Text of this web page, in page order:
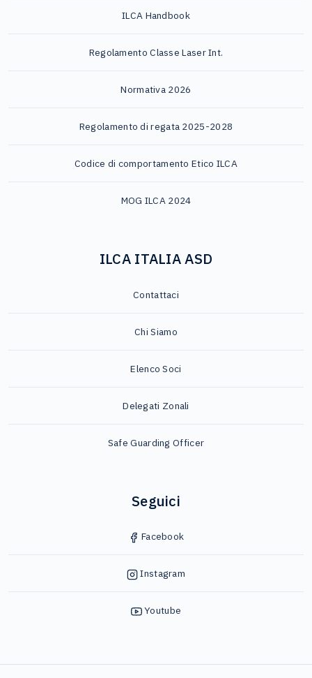
ILCA Handbook
Regolamento Classe Laser Int.
Normativa 2026
Regolamento di regata 2025-2028
Codice di comportamento Etico ILCA
MOG ILCA 2024
ILCA ITALIA ASD
Contattaci
Chi Siamo
Elenco Soci
Delegati Zonali
Safe Guarding Officer
Seguici
Facebook
Instagram
Youtube